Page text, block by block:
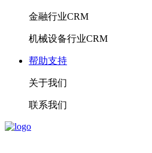
金融行业CRM
机械设备行业CRM
帮助支持
关于我们
联系我们